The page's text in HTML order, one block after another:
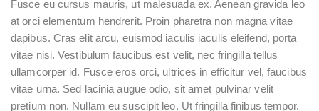
Fusce eu cursus mauris, ut malesuada ex. Aenean gravida leo
at orci elementum hendrerit. Proin pharetra non magna vitae
dapibus. Cras elit arcu, euismod iaculis iaculis eleifend, porta
vitae nisi. Vestibulum faucibus est velit, nec fringilla tellus
ullamcorper id. Fusce eros orci, ultrices in efficitur vel, faucibus
vitae urna. Sed lacinia augue odio, sit amet pulvinar velit
pretium non. Nullam eu suscipit leo. Ut fringilla finibus tempor.